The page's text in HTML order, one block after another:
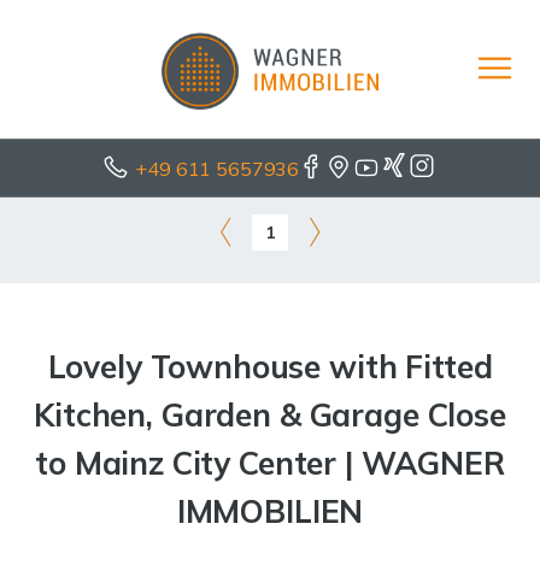
+49 611 5657936
1
Lovely Townhouse with Fitted
Kitchen, Garden & Garage Close
to Mainz City Center | WAGNER
IMMOBILIEN